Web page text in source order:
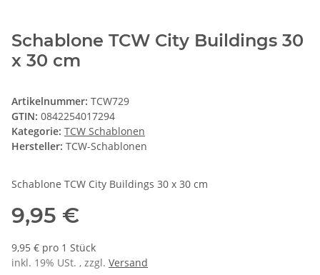
Schablone TCW City Buildings 30
x 30 cm
Artikelnummer: TCW729
GTIN: 0842254017294
Kategorie: TCW Schablonen
Hersteller: TCW-Schablonen
Schablone TCW City Buildings 30 x 30 cm
9,95 €
9,95 € pro 1 Stück
inkl. 19% USt. , zzgl. Versand